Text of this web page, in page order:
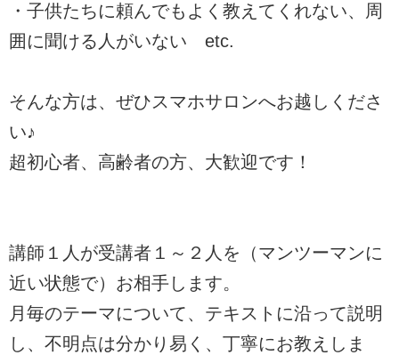
・子供たちに頼んでもよく教えてくれない、周
囲に聞ける人がいない etc.
そんな方は、ぜひスマホサロンへお越しくださ
い♪
超初心者、高齢者の方、大歓迎です！
講師１人が受講者１～２人を（マンツーマンに
近い状態で）お相手します。
月毎のテーマについて、テキストに沿って説明
し、不明点は分かり易く、丁寧にお教えしま